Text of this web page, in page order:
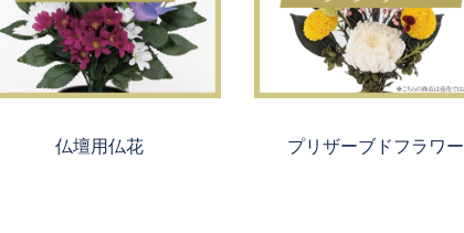
仏壇用仏花 プリザーブドフラワー